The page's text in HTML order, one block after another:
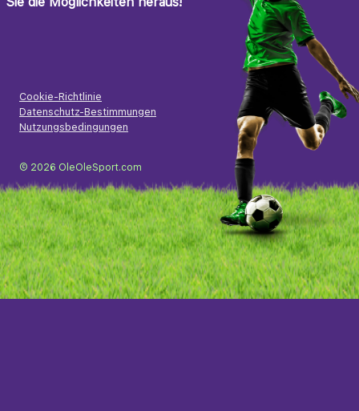
Cookie-Richtlinie
Datenschutz-Bestimmungen
Nutzungsbedingungen
© 2026 OleOleSport.com